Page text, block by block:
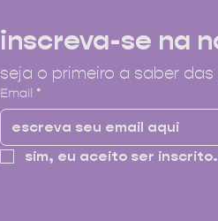
inscreva-se na
seja o primeiro a saber das
Email *
sim, eu aceito ser inscrito.